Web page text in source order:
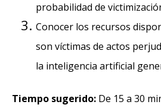
probabilidad de
Conocer los recursos
son víctimas de actos
la inteligencia artificial
Tiempo sugerido: De 15 a 30